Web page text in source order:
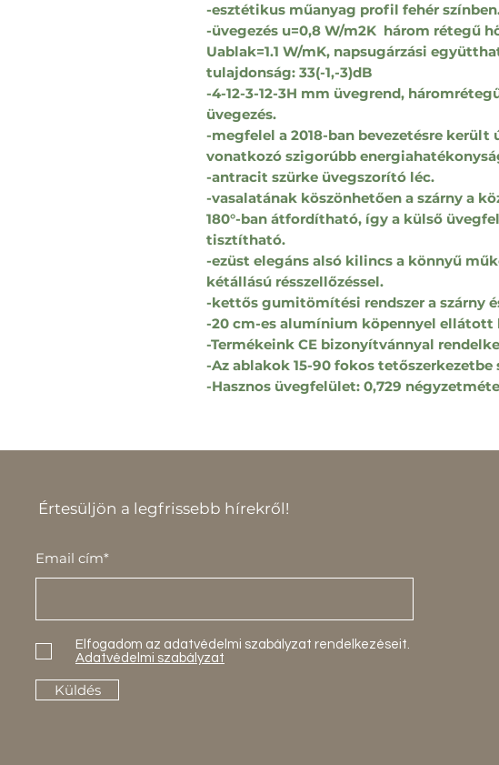
-esztétikus műanyag profil fehér
-üvegezés u=0,8 W/m2K három rétegű
Uablak=1.1 W/mK, napsugárzási
tulajdonság: 33(-1,-3)dB
-4-12-3-12-3H mm üvegrend,
üvegezés.
-megfelel a 2018-ban bevezetésre került
vonatkozó szigorúbb
-antracit szürke üvegszorító léc.
-vasalatának köszönhetően a szárny a
180°-ban átfordítható, így a külső
tisztítható.
-ezüst elegáns alsó kilincs a könnyű
kétállású résszellőzéssel.
-kettős gumitömítési rendszer a szárny
-20 cm-es alumínium köpennyel ellátott
-Termékeink CE bizonyítvánnyal
-Az ablakok 15-90 fokos tetőszerkezetbe
-Hasznos üvegfelület: 0,729
Értesüljön a legfrissebb hírekről!
Email cím*
Elfogadom az adatvédelmi szabályzat rendelkezéseit.
Adatvédelmi szabályzat
Küldés